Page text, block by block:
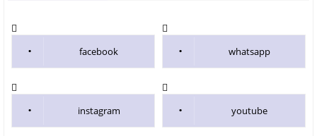
facebook whatsapp
instagram youtube